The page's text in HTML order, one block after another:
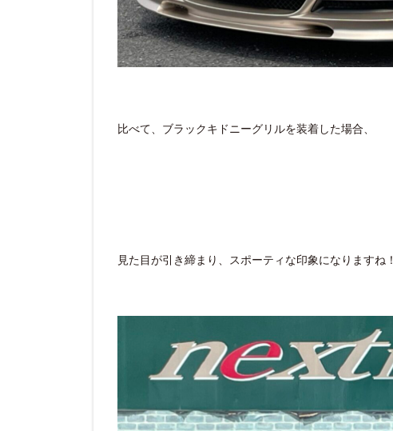
比べて、ブラックキドニーグリルを装着した場合、
見た目が引き締まり、スポーティな印象になりますね！